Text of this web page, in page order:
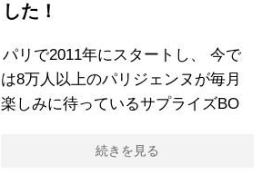
した！
パリで2011年にスタートし、 今で
は8万人以上のパリジェンヌが毎月
楽しみに待っているサプライズBO
続きを見る